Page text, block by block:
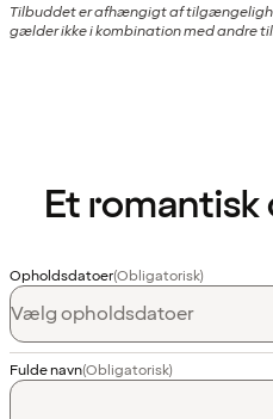
Tilbuddet er afhængigt af
gælder ikke i kombination med andre
Et
Opholdsdatoer(Obligatorisk)
Vælg opholdsdatoer
Fulde navn(Obligatorisk)